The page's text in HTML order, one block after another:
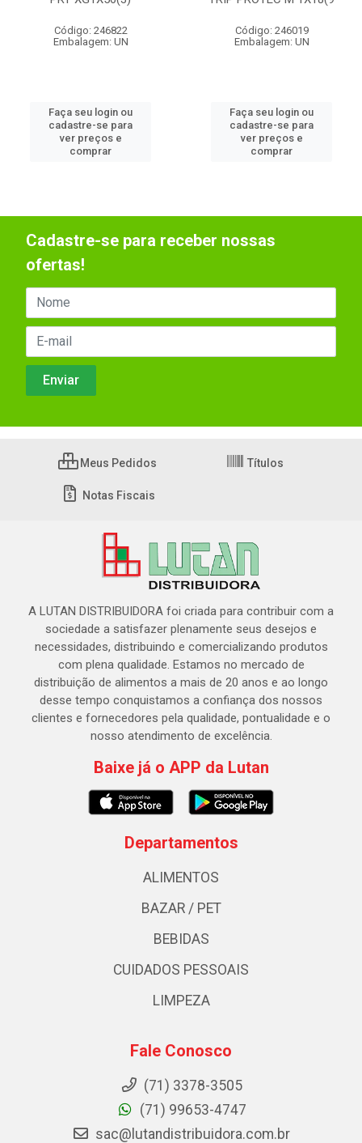
Código: 246822
Embalagem: UN
Faça seu login ou
cadastre-se para
ver preços e
comprar
Código: 246019
Embalagem: UN
Faça seu login ou
cadastre-se para
ver preços e
comprar
Cadastre-se para receber nossas
ofertas!
Meus Pedidos Títulos
Notas Fiscais
A LUTAN DISTRIBUIDORA foi criada para contribuir com a
sociedade a satisfazer plenamente seus desejos e
necessidades, distribuindo e comercializando produtos
com plena qualidade. Estamos no mercado de
distribuição de alimentos a mais de 20 anos e ao longo
desse tempo conquistamos a confiança dos nossos
clientes e fornecedores pela qualidade, pontualidade e o
nosso atendimento de excelência.
Baixe já o APP da Lutan
Departamentos
ALIMENTOS
BAZAR / PET
BEBIDAS
CUIDADOS PESSOAIS
LIMPEZA
Fale Conosco
(71) 3378-3505
(71) 99653-4747
sac@lutandistribuidora.com.br